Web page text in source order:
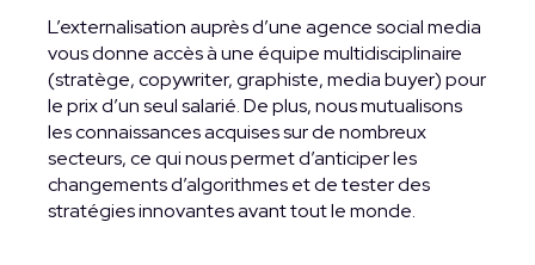
L’externalisation auprès d’une agence social media
vous donne accès à une équipe multidisciplinaire
(stratège, copywriter, graphiste, media buyer) pour
le prix d’un seul salarié. De plus, nous mutualisons
les connaissances acquises sur de nombreux
secteurs, ce qui nous permet d’anticiper les
changements d’algorithmes et de tester des
stratégies innovantes avant tout le monde.